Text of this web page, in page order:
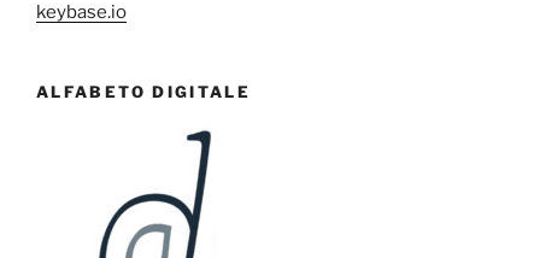
keybase.io
ALFABETO DIGITALE